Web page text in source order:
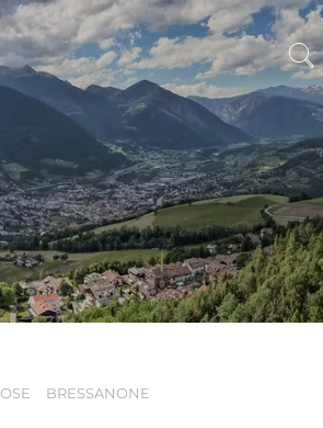
CERCA E
SCOPRI L'ALTO
QUANDO?
-
BRESSANONE